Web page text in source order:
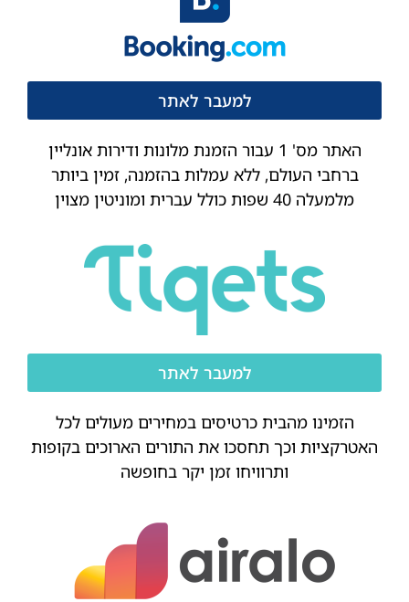
למעבר לאתר
האתר מס' 1 עבור הזמנת מלונות ודירות אונליין
ברחבי העולם, ללא עמלות בהזמנה, זמין ביותר
מלמעלה 40 שפות כולל עברית ומוניטין מצוין
למעבר לאתר
הזמינו מהבית כרטיסים במחירים מעולים לכל
האטרקציות וכך תחסכו את התורים הארוכים בקופות
ותרוויחו זמן יקר בחופשה